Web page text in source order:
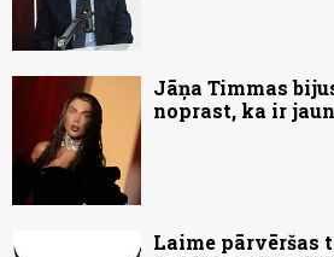
Jāņa Timmas
noprast, ka ir
Laime pārvēršas